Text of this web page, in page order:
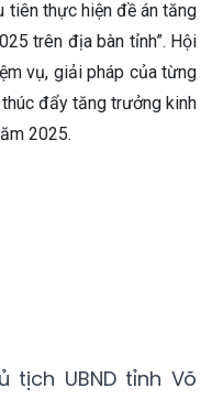
tiên thực hiện đề án tăng
trên địa bàn tỉnh”. Hội
vụ, giải pháp của từng
đẩy tăng trưởng kinh
2025.
tịch UBND tỉnh Võ